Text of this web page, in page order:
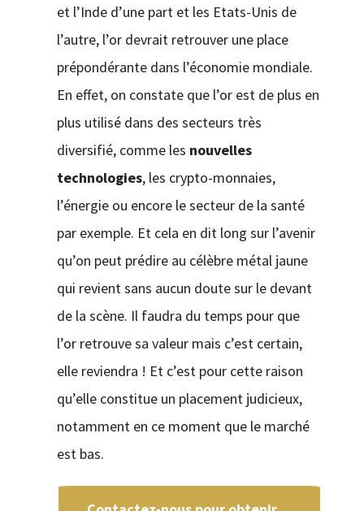
et l’Inde d’une part et les Etats-Unis de
l’autre, l’or devrait retrouver une place
prépondérante dans l’économie mondiale.
En effet, on constate que l’or est de plus en
plus utilisé dans des secteurs très
diversifié, comme les nouvelles
technologies, les crypto-monnaies,
l’énergie ou encore le secteur de la santé
par exemple. Et cela en dit long sur l’avenir
qu’on peut prédire au célèbre métal jaune
qui revient sans aucun doute sur le devant
de la scène. Il faudra du temps pour que
l’or retrouve sa valeur mais c’est certain,
elle reviendra ! Et c’est pour cette raison
qu’elle constitue un placement judicieux,
notamment en ce moment que le marché
est bas.